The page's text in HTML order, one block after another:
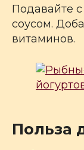
Подавайте
соусом.
витаминов.
Польза